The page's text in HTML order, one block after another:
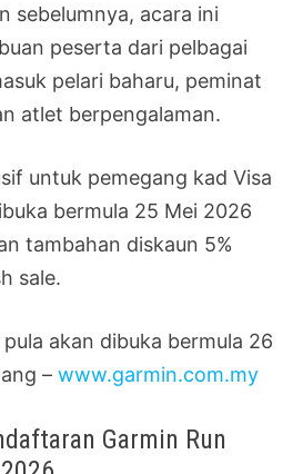
sebelumnya, acara ini
peserta dari pelbagai
pelari baharu, peminat
atlet berpengalaman.
untuk pemegang kad Visa
bermula 25 Mei 2026
tambahan diskaun 5%
sale.
akan dibuka bermula 26
–www.garmin.com.my
Garmin Run